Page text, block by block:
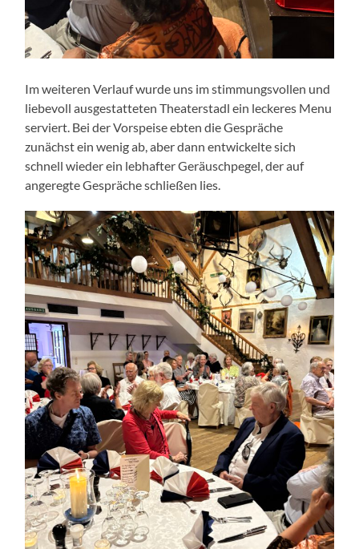
Im weiteren Verlauf wurde uns im stimmungsvollen und
liebevoll ausgestatteten Theaterstadl ein leckeres Menu
serviert. Bei der Vorspeise ebten die Gespräche
zunächst ein wenig ab, aber dann entwickelte sich
schnell wieder ein lebhafter Geräuschpegel, der auf
angeregte Gespräche schließen lies.